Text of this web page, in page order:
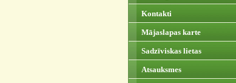
Kontakti
Mājaslapas karte
Sadzīviskas lietas
Atsauksmes